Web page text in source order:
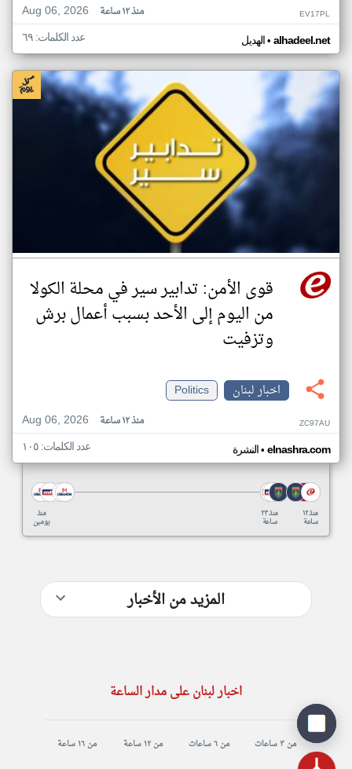
Aug 06, 2026
منذ ١٢ ساعة EV17PL
الهديل• alhadeel.net عدد الكلمات: ٦٩
قوى الأمن: تدابير سير في محلة الكولا
من اليوم إلى الأحد بسبب أعمال برش
وتزفيت
اخبار لبنان
Politics
Aug 06, 2026
منذ ١٢ ساعة ZC97AU
النشرة• elnashra.com عدد الكلمات: ١٠٥
منذ
يومين
منذ ٢٣
ساعة
منذ ١٢
ساعة
المزيد من الأخبار
اخبار لبنان على مدار الساعة
من ٣ ساعات من ٦ ساعات من ١٢ ساعة من ١٦ ساعة